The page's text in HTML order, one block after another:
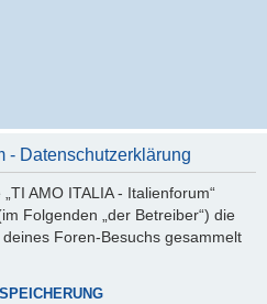
- Datenschutzerklärung
AMO ITALIA - Italienforum“
Folgenden „der Betreiber“) die
Foren-Besuchs gesammelt